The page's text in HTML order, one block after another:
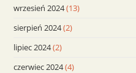
wrzesień 2024(13)
sierpień 2024(2)
lipiec 2024(2)
czerwiec 2024(4)